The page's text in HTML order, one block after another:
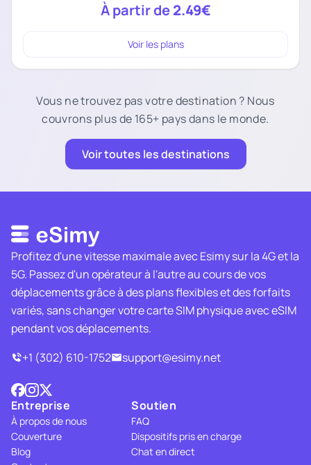
À partir de2.49€
Voir les plans
Vous ne trouvez pas votre destination ? Nous
couvrons plus de 165+ pays dans le monde.
Voir toutes les destinations
Profitez d'une vitesse maximale avec Esimy sur la 4G et la
5G. Passez d'un opérateur à l'autre au cours de vos
déplacements grâce à des plans flexibles et des forfaits
variés, sans changer votre carte SIM physique avec eSIM
pendant vos déplacements.
+1 (302) 610-1752
support@esimy.net
Entreprise
À propos de nous
Couverture
Blog
Soutien
FAQ
Dispositifs pris en charge
Chat en direct